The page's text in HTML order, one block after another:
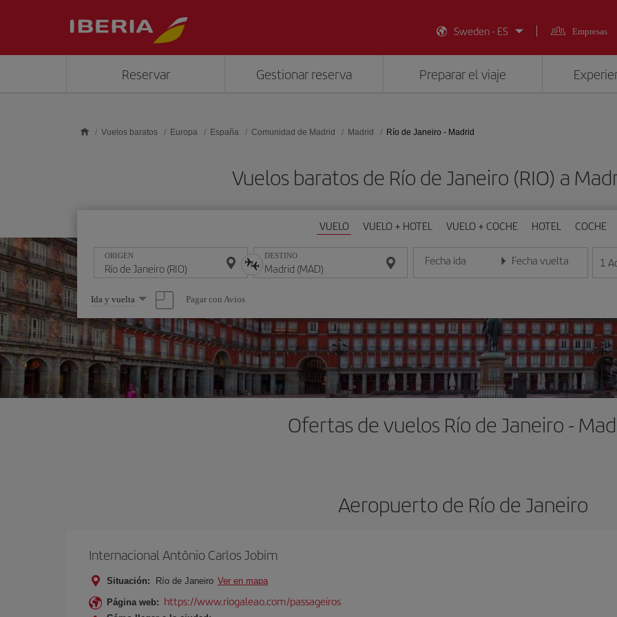
Sweden - ES
Empresas
Reservar Gestionar reserva Preparar el viaje
Vuelos baratos Europa España Comunidad de Madrid Madrid Río de Janeiro - Madrid
Vuelos baratos de Río de Janeiro (RIO) a
VUELO VUELO + HOTEL VUELO + COCHE HOTEL COCHE
ORIGEN DESTINO Fecha ida
Introduce la fecha en formato día/mes/año
Fecha vuelta
Introduce la fecha en 1
Seleccione
una
opción
Ida y vuelta Pagar con Avios
Ofertas de vuelos Río de Janeiro -
Aeropuerto de Río de Janeiro
Internacional Antônio Carlos Jobim
Situación: Río de Janeiro Ver en mapa
Página web: https://www.riogaleao.com/passageiros